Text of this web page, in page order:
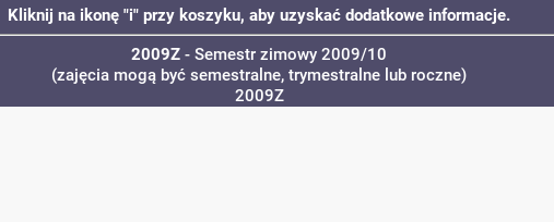
Kliknij na ikonę "i" przy koszyku, aby uzyskać dodatkowe informacje.
2009Z - Semestr zimowy 2009/10
(zajęcia mogą być semestralne, trymestralne lub roczne)
2009Z